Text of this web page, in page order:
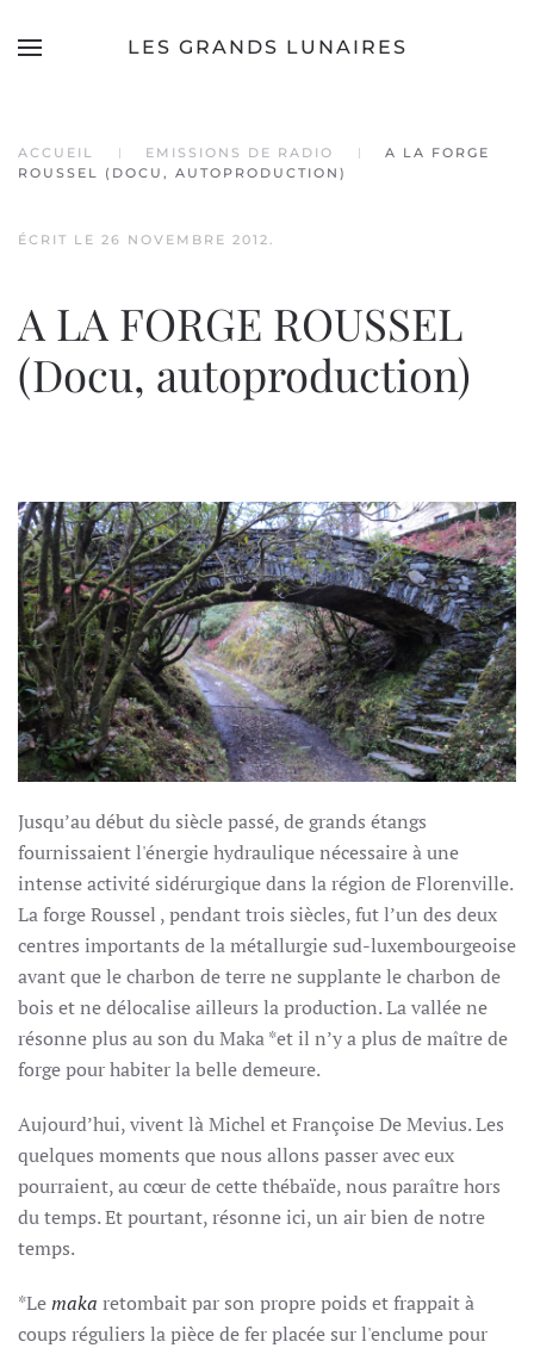
Accéder au contenu principal
LES GRANDS LUNAIRES
ACCUEIL EMISSIONS DE RADIO
A LA FORGE
ROUSSEL (DOCU, AUTOPRODUCTION)
ÉCRIT LE 26 NOVEMBRE 2012.
A LA FORGE ROUSSEL
(Docu, autoproduction)
Jusqu’au début du siècle passé, de grands étangs
fournissaient l'énergie hydraulique nécessaire à une
intense activité sidérurgique dans la région de Florenville.
La forge Roussel , pendant trois siècles, fut l’un des deux
centres importants de la métallurgie sud-luxembourgeoise
avant que le charbon de terre ne supplante le charbon de
bois et ne délocalise ailleurs la production. La vallée ne
résonne plus au son du Maka *et il n’y a plus de maître de
forge pour habiter la belle demeure.
Aujourd’hui, vivent là Michel et Françoise De Mevius. Les
quelques moments que nous allons passer avec eux
pourraient, au cœur de cette thébaïde, nous paraître hors
du temps. Et pourtant, résonne ici, un air bien de notre
temps.
*Lemaka retombait par son propre poids et frappait à
coups réguliers la pièce de fer placée sur l'enclume pour